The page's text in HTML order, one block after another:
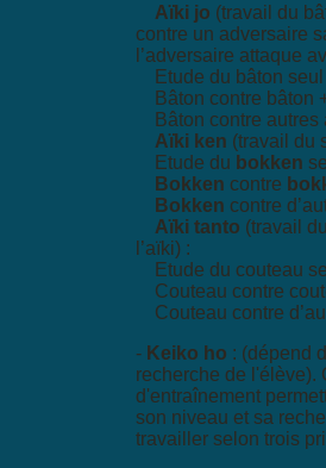
Aïki jo (travail du
contre un adversaire
l’adversaire attaque
Etude du bâton seul
Bâton contre bâton
Bâton contre autres
Aïki ken (travail du
Etude du bokken
Bokken contre
Bokken contre
Aïki tanto (travail
l’aïki) :
Etude du couteau
Couteau contre
Couteau contre
- Keiko ho : (dépend
recherche de l'élève).
d'entraînement
son niveau et sa
travailler selon trois